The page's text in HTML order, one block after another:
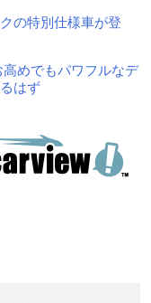
の特別仕様車が登
めでもパワフルなデ
はず